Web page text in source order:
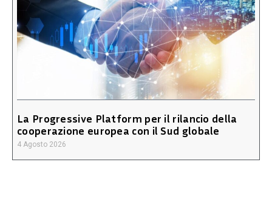
La Progressive Platform per il rilancio della
cooperazione europea con il Sud globale
4 Agosto 2026